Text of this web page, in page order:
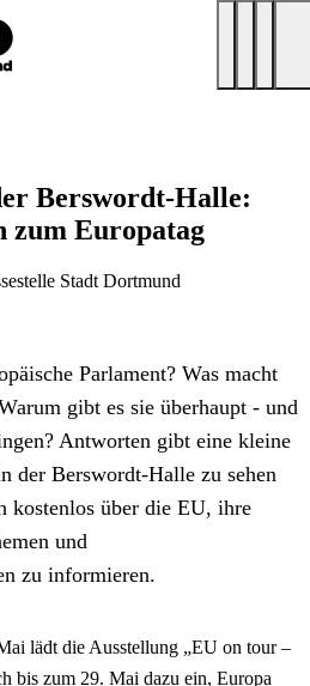
Berswordt-Halle:
zum Europatag
Stadt Dortmund
Parlament? Was macht
gibt es sie überhaupt - und
Antworten gibt eine kleine
der Berswordt-Halle zu sehen
kostenlos über die EU, ihre
und
zu informieren.
lädt die Ausstellung „EU on tour –
bis zum 29. Mai dazu ein, Europa